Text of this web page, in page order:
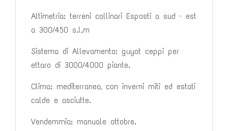
Altimetria: terreni collinari Esposti a sud – est
a 300/450 s.l.m
Sistema di Allevamento: guyot ceppi per
ettaro di 3000/4000 piante.
Clima: mediterraneo, con inverni miti ed estati
calde e asciutte.
Vendemmia: manuale ottobre.